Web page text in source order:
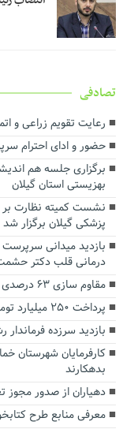
تصادفی
رعایت تقویم زراعی و
حضور و ادای احترام
برگزاری جلسه هم
بهزیستی استان گیلان
نشست کمیته نظارت بر
پزشکی گیلان برگزار شد
بازدید میدانی
درمانی قلب دکتر
مقاوم سازی ۶۳ درصدی مسکن روستایی در رودبار
پرداخت ۲۵۰ میلیارد تومان تسهیلات تبصره ۱۸ به کشاورزان گیلانی
بازدید سرزده
بدهکارند
دهیاران از صدور مجوز
معرفی منابع طرح